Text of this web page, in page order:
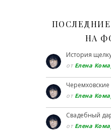
НА
История
от Елена
от Елена
Свадебный
от Елена